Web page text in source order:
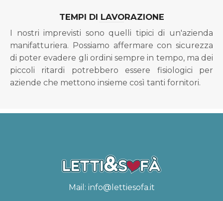
TEMPI DI LAVORAZIONE
I nostri imprevisti sono quelli tipici di un'azienda
manifatturiera. Possiamo affermare con sicurezza
di poter evadere gli ordini sempre in tempo, ma dei
piccoli ritardi potrebbero essere fisiologici per
aziende che mettono insieme così tanti fornitori.
Mail: info@lettiesofa.it